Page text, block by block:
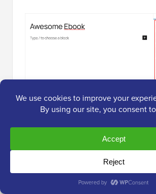
Por padrão, o Easy Digital Downloads
produto como um download gratuito.
vender seus downloads digitais,